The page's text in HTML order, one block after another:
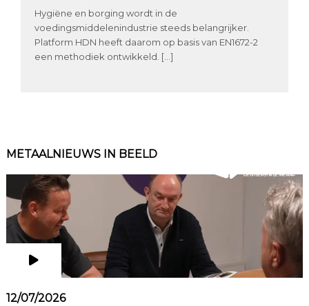
Hygiëne en borging wordt in de
voedingsmiddelenindustrie steeds belangrijker.
Platform HDN heeft daarom op basis van EN1672-2
een methodiek ontwikkeld. […]
METAALNIEUWS IN BEELD
12/07/2026